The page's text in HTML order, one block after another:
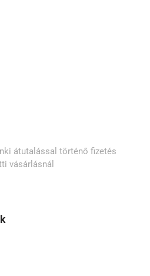
átutalással történő fizetés
vásárlásnál